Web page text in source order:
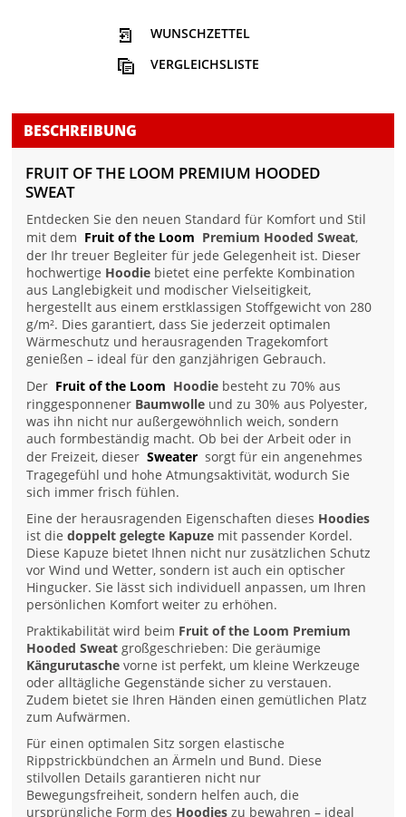
WUNSCHZETTEL
VERGLEICHSLISTE
BESCHREIBUNG
FRUIT OF THE LOOM PREMIUM HOODED
SWEAT
Entdecken Sie den neuen Standard für Komfort und Stil
mit dem Fruit of the Loom Premium Hooded Sweat,
der Ihr treuer Begleiter für jede Gelegenheit ist. Dieser
hochwertige Hoodie bietet eine perfekte Kombination
aus Langlebigkeit und modischer Vielseitigkeit,
hergestellt aus einem erstklassigen Stoffgewicht von 280
g/m². Dies garantiert, dass Sie jederzeit optimalen
Wärmeschutz und herausragenden Tragekomfort
genießen – ideal für den ganzjährigen Gebrauch.
Der Fruit of the Loom Hoodie besteht zu 70% aus
ringgesponnener Baumwolle und zu 30% aus Polyester,
was ihn nicht nur außergewöhnlich weich, sondern
auch formbeständig macht. Ob bei der Arbeit oder in
der Freizeit, dieser Sweater sorgt für ein angenehmes
Tragegefühl und hohe Atmungsaktivität, wodurch Sie
sich immer frisch fühlen.
Eine der herausragenden Eigenschaften dieses Hoodies
ist diedoppelt gelegte Kapuze mit passender Kordel.
Diese Kapuze bietet Ihnen nicht nur zusätzlichen Schutz
vor Wind und Wetter, sondern ist auch ein optischer
Hingucker. Sie lässt sich individuell anpassen, um Ihren
persönlichen Komfort weiter zu erhöhen.
Praktikabilität wird beim Fruit of the Loom Premium
Hooded Sweat großgeschrieben: Die geräumige
Kängurutasche vorne ist perfekt, um kleine Werkzeuge
oder alltägliche Gegenstände sicher zu verstauen.
Zudem bietet sie Ihren Händen einen gemütlichen Platz
zum Aufwärmen.
Für einen optimalen Sitz sorgen elastische
Rippstrickbündchen an Ärmeln und Bund. Diese
stilvollen Details garantieren nicht nur
Bewegungsfreiheit, sondern helfen auch, die
ursprüngliche Form des Hoodies zu bewahren – ideal